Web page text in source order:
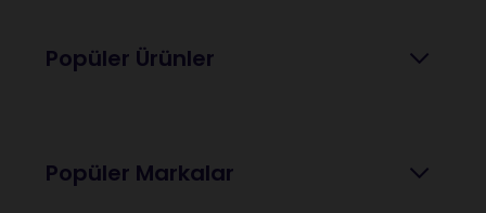
Popüler Ürünler
Popüler Markalar